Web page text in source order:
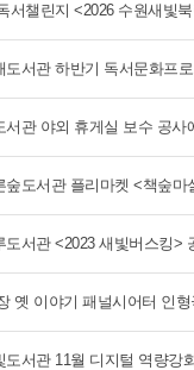
서챌린지 <2026 수원새빛
도서관 하반기 독서문화프
서관 야외 휴게실 보수 공사
숲도서관 플리마켓 <책숲마
도서관 <2023 새빛버스킹>
옛 이야기 패널시어터 인
도서관 11월 디지털 역량강